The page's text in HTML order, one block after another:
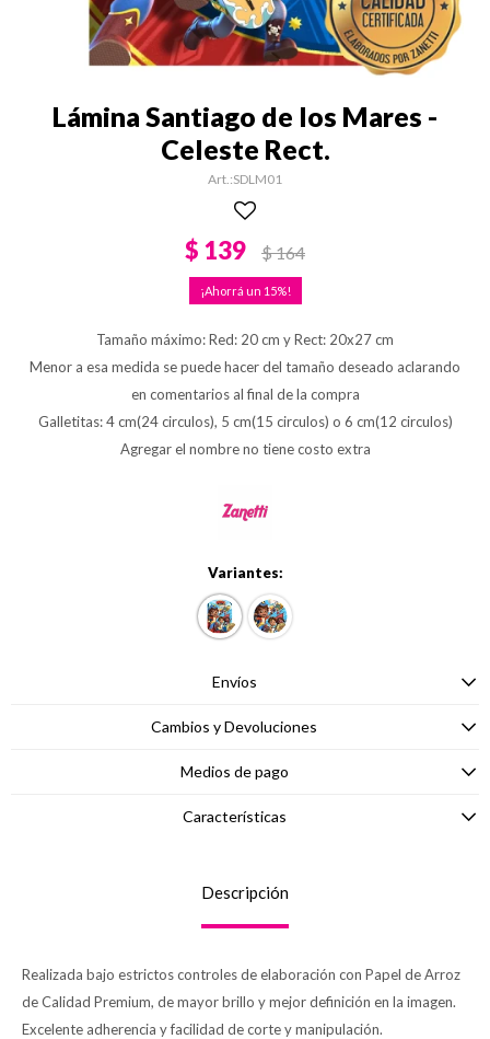
Lámina Santiago de los Mares -
Celeste Rect.
SDLM01
$ 139 $164
15
Tamaño máximo: Red: 20 cm y Rect: 20x27 cm
Menor a esa medida se puede hacer del tamaño deseado aclarando
en comentarios al final de la compra
Galletitas: 4 cm(24 circulos), 5 cm(15 circulos) o 6 cm(12 circulos)
Agregar el nombre no tiene costo extra
Variantes:
Envíos
Cambios y Devoluciones
Medios de pago
Características
Descripción
Realizada bajo estrictos controles de elaboración con Papel de Arroz
de Calidad Premium, de mayor brillo y mejor definición en la imagen.
Excelente adherencia y facilidad de corte y manipulación.